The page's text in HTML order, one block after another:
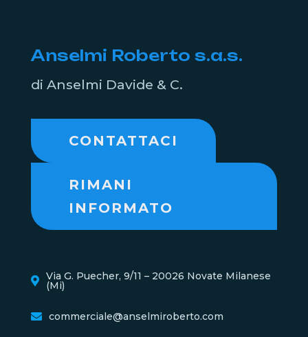
Anselmi Roberto s.a.s.
di Anselmi Davide & C.
CONTATTACI
RIMANI
INFORMATO
Via G. Puecher, 9/11 – 20026 Novate Milanese
(Mi)
commerciale@anselmiroberto.com